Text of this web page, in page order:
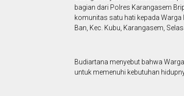
bagian dari Polres Karangasem
komunitas satu hati kepada Warga
Ban, Kec. Kubu, Karangasem,
Budiartana menyebut bahwa
untuk memenuhi kebutuhan